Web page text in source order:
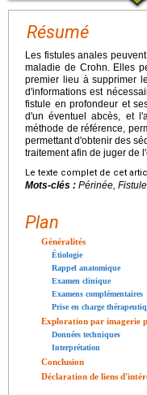
Résumé
Les fistules anales
maladie de Crohn. Elles
premier lieu à supprimer
d'informations est
fistule en profondeur et
d'un éventuel abcès, et
méthode de référence,
permettant d'obtenir des
traitement afin de juger de
Le texte complet de cet
Mots-clés : Périnée,
Plan
Généralités
Étiologie
Rappel anatomique
Examen clinique
Examens complémentaires
Prise en charge
Exploration par imagerie
Données techniques
Interprétation
Conclusion
Déclaration de liens